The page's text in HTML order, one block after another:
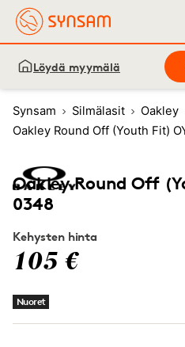
Löydä myymälä
Synsam Silmälasit
Oakley
Oakley Round Off (Youth Fit)
Oakley Round Off
0348
Kehysten hinta
105 €
Nuoret